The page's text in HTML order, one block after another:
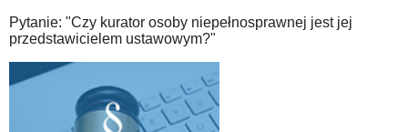
Pytanie: "Czy kurator osoby niepełnosprawnej jest jej
przedstawicielem ustawowym?"